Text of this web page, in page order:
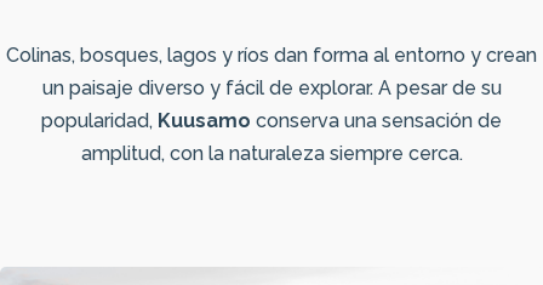
Colinas, bosques, lagos y ríos dan forma al entorno y crean
un paisaje diverso y fácil de explorar. A pesar de su
popularidad, Kuusamo conserva una sensación de
amplitud, con la naturaleza siempre cerca.